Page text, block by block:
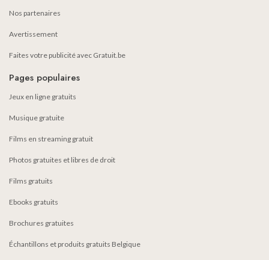
Nos partenaires
Avertissement
Faites votre publicité avec Gratuit.be
Pages populaires
Jeux en ligne gratuits
Musique gratuite
Films en streaming gratuit
Photos gratuites et libres de droit
Films gratuits
Ebooks gratuits
Brochures gratuites
Échantillons et produits gratuits Belgique